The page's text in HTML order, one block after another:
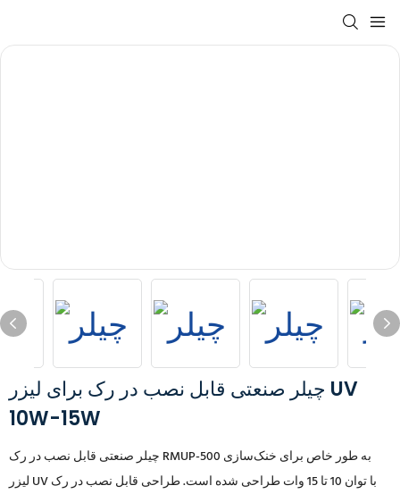
چیلر صنعتی قابل نصب در رک برای لیزر UV
10W-15W
چیلر صنعتی قابل نصب در رک RMUP-500 به طور خاص برای خنک‌سازی
لیزر UV با توان 10 تا 15 وات طراحی شده است. طراحی قابل نصب در رک